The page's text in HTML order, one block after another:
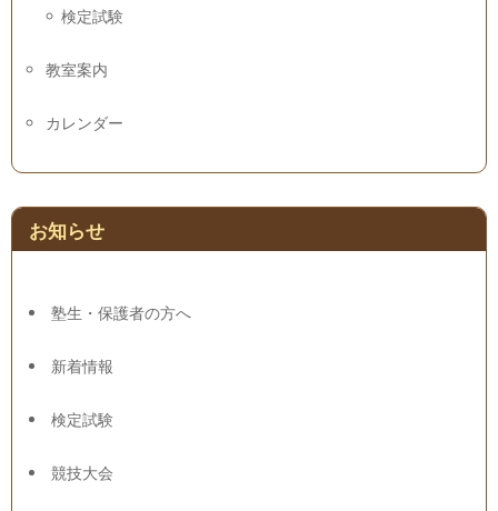
検定試験
教室案内
カレンダー
お知らせ
塾生・保護者の方へ
新着情報
検定試験
競技大会